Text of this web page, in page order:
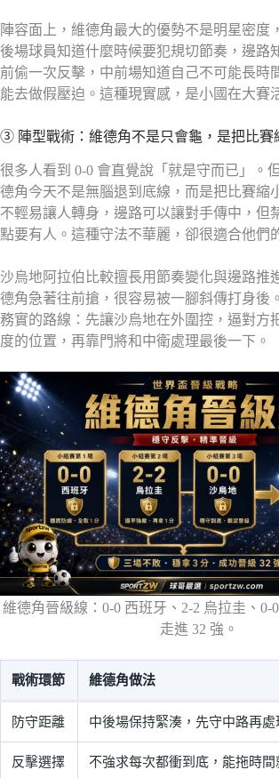
陣容面上，維德角最大的優勢不是明星密度
後場球員知道什麼時候要犯規切節奏，邊路
前偷一次反擊，中前場知道自己不可能長時
能去做假壓迫。這種現實感，是小國在大賽
③ 陣型戰術：維德角不是只會龜，是把比賽
很多人看到 0-0 會直覺說「就是守而已」。
德角今天不是無腦退到底線，而是把比賽縮
不輕易讓人轉身，邊路可以讓對手傳中，但
點要有人。這種守法不華麗，卻很適合他們
沙烏地阿拉伯比較擅長用節奏變化與邊路推
德角急著往前搶，很容易被一腳斜傳打身後
務實的路線：先讓沙烏地在外圍控，逼對方
度的位置，再靠門將和中衛處理最後一下。
維德角晉級線：0-0 西班牙、2-2 烏拉圭、0-
走進 32 強。
戰術環節 維德角做法
防守距離 中後場保持緊湊，先守中路再處
反擊選擇 不強求每次都衝到底，能拖時間